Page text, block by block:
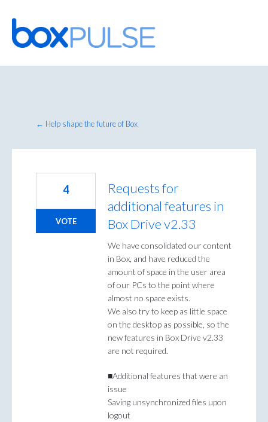
Skip
to
content
← Help shape the future of Box
Requests for
additional features in
Box Drive v2.33
We have consolidated our content
in Box, and have reduced the
amount of space in the user area
of our PCs to the point where
almost no space exists.
We also try to keep as little space
on the desktop as possible, so the
new features in Box Drive v2.33
are not required.
■Additional features that were an
issue
Saving unsynchronized files upon
logout
4
VOTE